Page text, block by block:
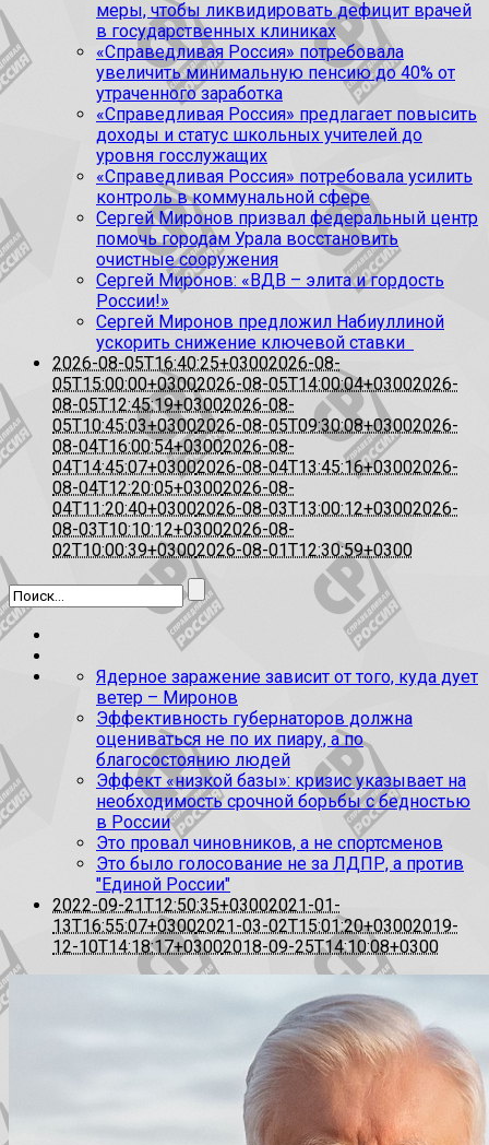
меры, чтобы ликвидировать дефицит врачей
в государственных клиниках
«Справедливая Россия» потребовала
увеличить минимальную пенсию до 40% от
утраченного заработка
«Справедливая Россия» предлагает повысить
доходы и статус школьных учителей до
уровня госслужащих
«Справедливая Россия» потребовала усилить
контроль в коммунальной сфере
Сергей Миронов призвал федеральный центр
помочь городам Урала восстановить
очистные сооружения
Сергей Миронов: «ВДВ – элита и гордость
России!»
Сергей Миронов предложил Набиуллиной
ускорить снижение ключевой ставки
2026-08-05T16:40:25+03002026-08-
05T15:00:00+03002026-08-05T14:00:04+03002026-
08-05T12:45:19+03002026-08-
05T10:45:03+03002026-08-05T09:30:08+03002026-
08-04T16:00:54+03002026-08-
04T14:45:07+03002026-08-04T13:45:16+03002026-
08-04T12:20:05+03002026-08-
04T11:20:40+03002026-08-03T13:00:12+03002026-
08-03T10:10:12+03002026-08-
02T10:00:39+03002026-08-01T12:30:59+0300
Ядерное заражение зависит от того, куда дует
ветер – Миронов
Эффективность губернаторов должна
оцениваться не по их пиару, а по
благосостоянию людей
Эффект «низкой базы»: кризис указывает на
необходимость срочной борьбы с бедностью
в России
Это провал чиновников, а не спортсменов
Это было голосование не за ЛДПР, а против
"Единой России"
2022-09-21T12:50:35+03002021-01-
13T16:55:07+03002021-03-02T15:01:20+03002019-
12-10T14:18:17+03002018-09-25T14:10:08+0300